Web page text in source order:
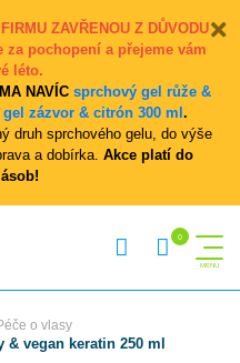
ZAVŘENOU Z DŮVODU
za pochopení a přejeme vám
léto.
NAVÍC sprchový gel růže &
zázvor & citrón 300 ml .
druh sprchového gelu, do výše
a dobírka. Akce platí do
o vlasy
vegan keratin 250 ml